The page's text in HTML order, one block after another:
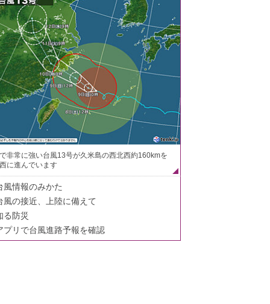
非常に強い台風13号が久米島の西北西約160kmを
に進んでいます
風情報のみかた
風の接近、上陸に備えて
る防災
プリで台風進路予報を確認